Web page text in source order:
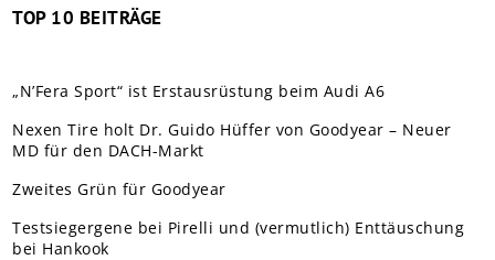
TOP 10 BEITRÄGE
„N’Fera Sport“ ist Erstausrüstung beim Audi A6
Nexen Tire holt Dr. Guido Hüffer von Goodyear – Neuer
MD für den DACH-Markt
Zweites Grün für Goodyear
Testsiegergene bei Pirelli und (vermutlich) Enttäuschung
bei Hankook